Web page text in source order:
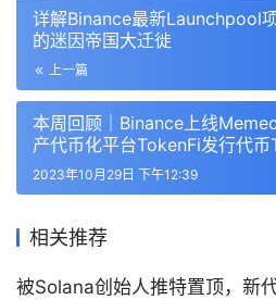
从金融角度来讲，比特币可被当
性的标准性化的数字资产，相比
定，易于携带，交易成本低，受
越来越多的投资者及传统投资机
托于互联网全球流通，在某些特
拟经济传递媒介）可作为一种高
克首次涉足比特币领域，以及
（BlackRock）等均开始布局比
详解Binance最新Launchpool
的迷因帝国大迁徙
上一篇
本周回顾｜Binance上线
产代币化平台TokenFi发行代币
2023年10月29日 下午12:39
相关推荐
被Solana创始人推特置顶，新